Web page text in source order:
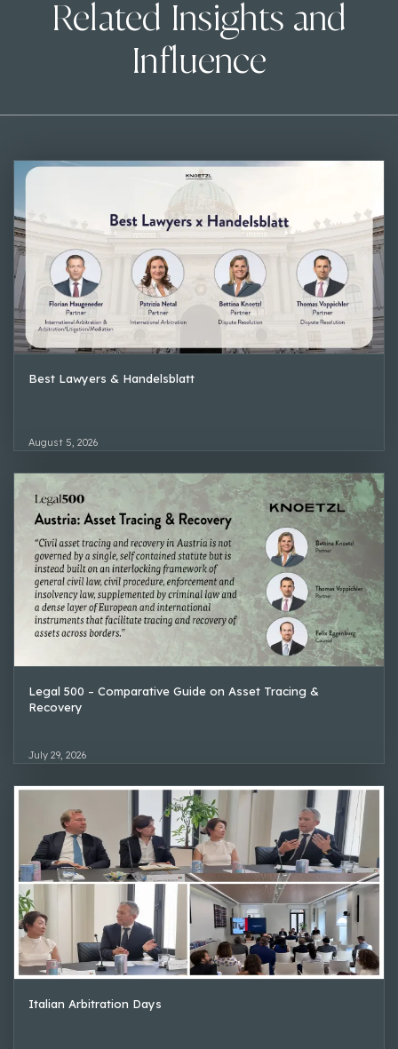
Related Insights and
Influence
Best Lawyers & Handelsblatt
August 5, 2026
Legal 500 – Comparative Guide on Asset Tracing &
Recovery
July 29, 2026
Italian Arbitration Days